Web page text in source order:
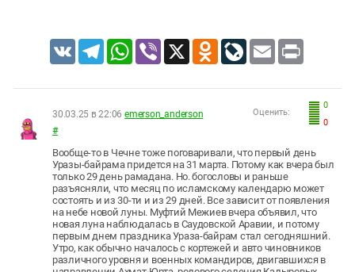
VK TelegramWhatsApp
Viber X Odnoklassniki
LiveJournal
Email Print
0
0
Оценить:
30.03.25 в 22:06 emerson_anderson
#
Вообще-то в Чечне тоже поговаривали, что первый день
Уразы-байрама придется на 31 марта. Потому как вчера был
только 29 день рамадана. Но. богословы и раньше
разъясняли, что месяц по исламскому календарю может
состоять и из 30-ти и из 29 дней. Все зависит от появления
на небе новой луны. Муфтий Межиев вчера объявил, что
новая луна наблюдалась в Саудовской Аравии, и потому
первым днем праздника Ураза-байрам стал сегодняшний.
Утро, как обычно началось с кортежей и авто чиновников
различного уровня и военных командиров, двигавшихся в